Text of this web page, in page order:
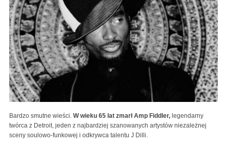
Bardzo smutne wieści. W wieku 65 lat zmarł Amp Fiddler, legendarny
twórca z Detroit, jeden z najbardziej szanowanych artystów niezależnej
sceny soulowo-funkowej i odkrywca talentu J Dilli.